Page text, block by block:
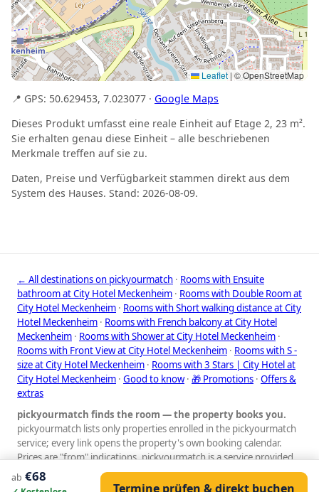
ab €68
Termine prüfen & direkt buchen
Leaflet | © OpenStreetMap
📍 GPS: 50.629453, 7.023077 · Google Maps
Dieses Produkt umfasst eine reale Einheit auf Etage 2, 23 m².
Sie erhalten genau diese Einheit – alle beschriebenen
Merkmale treffen auf sie zu.
Daten, Preise und Verfügbarkeit stammen direkt aus dem
System des Hauses. Stand: 2026-08-09.
← All destinations on pickyourmatch · Rooms with Ensuite
bathroom at City Hotel Meckenheim · Rooms with Double Room at
City Hotel Meckenheim · Rooms with Short walking distance at City
Hotel Meckenheim · Rooms with French balcony at City Hotel
Meckenheim · Rooms with Shower at City Hotel Meckenheim ·
Rooms with Front View at City Hotel Meckenheim · Rooms with S -
size at City Hotel Meckenheim · Rooms with 3 Stars | City Hotel at
City Hotel Meckenheim · Good to know· 🎁 Promotions · Offers &
extras
pickyourmatch finds the room — the property books you.
pickyourmatch lists only properties enrolled in the pickyourmatch
service; every link opens the property's own booking calendar.
Prices are "from" indications. pickyourmatch is a service provided
by GauVendi. © pickyourmatch